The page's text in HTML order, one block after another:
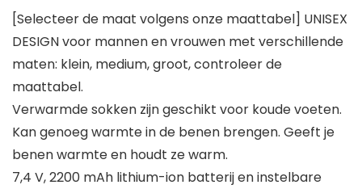
[Selecteer de maat volgens onze maattabel] UNISEX
DESIGN voor mannen en vrouwen met verschillende
maten: klein, medium, groot, controleer de
maattabel.
Verwarmde sokken zijn geschikt voor koude voeten.
Kan genoeg warmte in de benen brengen. Geeft je
benen warmte en houdt ze warm.
7,4 V, 2200 mAh lithium-ion batterij en instelbare